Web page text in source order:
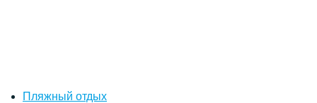
Пляжный отдых